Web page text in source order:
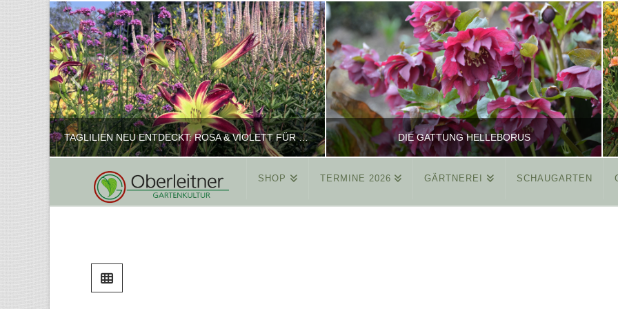
TAGLILIEN NEU ENTDECKT: ROSA & VIOLETT FÜR ROMANTISCHE PFLANZKOMBINATIONEN
REINHARD
DIE GATTUNG HELLEBORUS
REINHARD
SHOP TERMINE 2026 GÄRTNEREI SCHAUGARTEN